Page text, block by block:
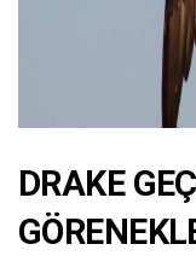
DRAKE